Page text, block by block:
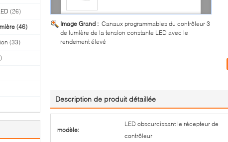
(26)
(46)
(33)
Image Grand : Canaux programmables du contrôleur 3
de lumière de la tension constante LED avec le
rendement élevé
Description de produit détaillée
modèle:
LED obscurcissant le récepteur de
contrôleur